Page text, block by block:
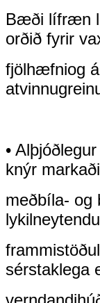
Bæði lífræn
orðið fyrir
fjölhæfniog
•
knýr
meðbíla- og
frammistöðu
sérstaklega